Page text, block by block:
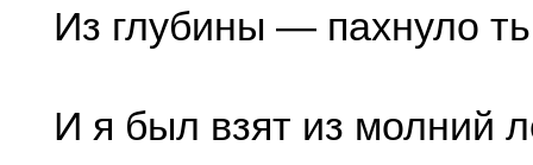
Из глубины — пахнуло
И я был взят из молний